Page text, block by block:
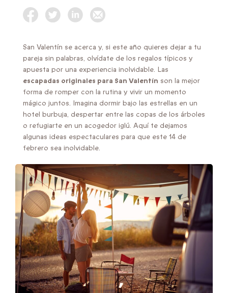
San Valentín se acerca y, si este año quieres dejar a tu
pareja sin palabras, olvídate de los regalos típicos y
apuesta por una experiencia inolvidable. Las
escapadas originales para San Valentín son la mejor
forma de romper con la rutina y vivir un momento
mágico juntos. Imagina dormir bajo las estrellas en un
hotel burbuja, despertar entre las copas de los árboles
o refugiarte en un acogedor iglú. Aquí te dejamos
algunas ideas espectaculares para que este 14 de
febrero sea inolvidable.